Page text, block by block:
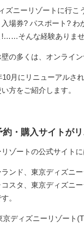
ズニーリゾートに行
場券? パスポート?
!……そんな経験ありま
の多くは、オンライン
月にリニューアルさ
方をご紹介します。
約・購入サイトが
ゾートの公式サイト
ンド、東京ディズニ
スタ、東京ディズニ
。
京ディズニーリゾート